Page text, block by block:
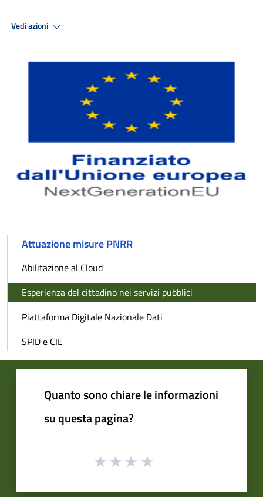
Vedi azioni
Attuazione misure PNRR
Abilitazione al Cloud
Esperienza del cittadino nei servizi pubblici
Piattaforma Digitale Nazionale Dati
SPID e CIE
Quanto sono chiare le informazioni
su questa pagina?